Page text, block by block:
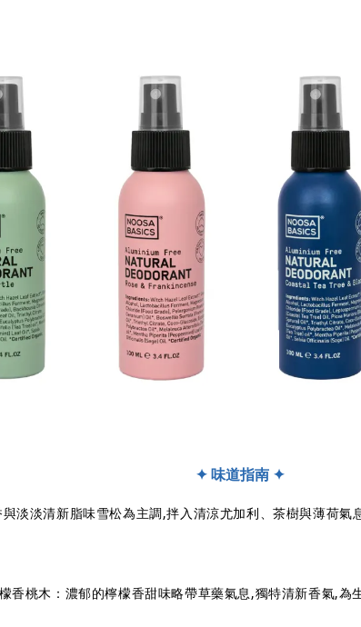
✦ 味道指南 ✦
淡淡清新脂味雪松為主調,拌入清涼尤加利、茶樹與薄荷氣
香桃木：濃郁的檸檬香甜味略帶草藥氣息,獨特清新香氣,為